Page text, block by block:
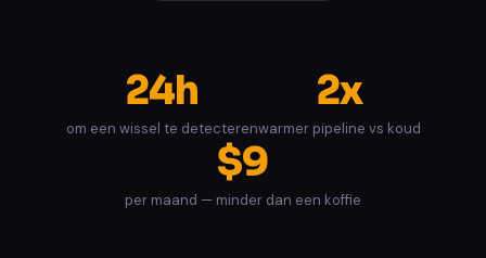
24h
om een wissel te detecteren
2x
warmer pipeline vs koud
$9
per maand — minder dan een koffie